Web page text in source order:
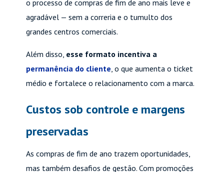
o processo de compras de fim de ano mais leve e
agradável — sem a correria e o tumulto dos
grandes centros comerciais.
Além disso, esse formato incentiva a
permanência do cliente , o que aumenta o ticket
médio e fortalece o relacionamento com a marca.
Custos sob controle e margens
preservadas
As compras de fim de ano trazem oportunidades,
mas também desafios de gestão. Com promoções